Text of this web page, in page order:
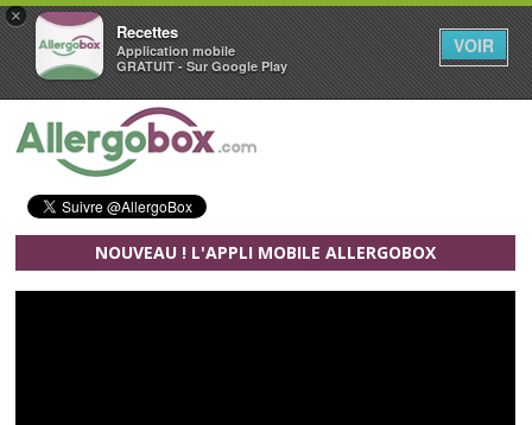
×
Recettes
Application mobile
GRATUIT - Sur Google Play
VOIR
Aller au contenu principal
NOUVEAU ! L'APPLI MOBILE ALLERGOBOX